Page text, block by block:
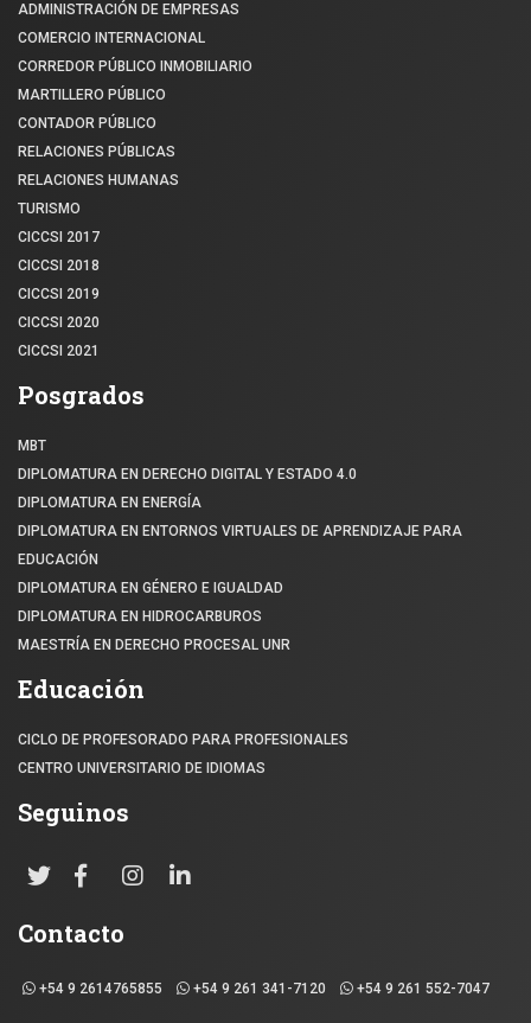
ADMINISTRACIÓN DE EMPRESAS
COMERCIO INTERNACIONAL
CORREDOR PÚBLICO INMOBILIARIO
MARTILLERO PÚBLICO
CONTADOR PÚBLICO
RELACIONES PÚBLICAS
RELACIONES HUMANAS
TURISMO
CICCSI 2017
CICCSI 2018
CICCSI 2019
CICCSI 2020
CICCSI 2021
Posgrados
MBT
DIPLOMATURA EN DERECHO DIGITAL Y ESTADO 4.0
DIPLOMATURA EN ENERGÍA
DIPLOMATURA EN ENTORNOS VIRTUALES DE APRENDIZAJE PARA
EDUCACIÓN
DIPLOMATURA EN GÉNERO E IGUALDAD
DIPLOMATURA EN HIDROCARBUROS
MAESTRÍA EN DERECHO PROCESAL UNR
Educación
CICLO DE PROFESORADO PARA PROFESIONALES
CENTRO UNIVERSITARIO DE IDIOMAS
Seguinos
Contacto
+54 9 2614765855 +54 9 261 341-7120 +54 9 261 552-7047